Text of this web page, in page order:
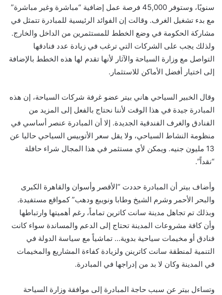
سنويًا، وستوفر 45,000 فرصة عمل إضافية “مباشرة وغير مباشرة”
مع بدء تشغيل الغرف. وقالت إن الفوائد الرئيسية للمبادرة تتمثل في
مشاركة الحكومة في وضع الخطط للمستثمرين من الداخل والخارج.
ولذلك يجب على الشركات التي ترغب في زيادة عدد فنادقها
التواصل مع وزارة السياحة والآثار لأنها تقدم لها هذه الخطط بالإضافة
إلى اختيار أفضل الأماكن للاستثمار.
وقال الخبير السياحي هاني بيتر عضو غرفة شركات السياحة، إن هذه
المبادرة جيدة في هذا الوقت لأننا نحتاج بالفعل إلى المزيد من
الفنادق والغرف الفندقية الجديدة. إلا أن المبادرة عنصر أساسي في
منظومة النشاط السياحي، ولا يقل سعر الأتوبيس السياحي حاليا عن
13 مليون جنيه. ويمكن لأي مستثمر في هذا المجال شراء حافلة
“نقداً”.
وأضاف بيتر أن المبادرة حددت “الأقصر وأسوان والقاهرة الكبرى
والبحر الأحمر وشرم الشيخ وطابا ونويبع ودهب” كمواقع مستفيدة.
وبذلك تم تجاهل مدينة سانت كاترين تماماً، رغم أهميتها وارتباطها
وأن كافة مشروعات المدينة تحتاج إلى الدعم والمساندة سواء كانت
فنادق أو مخيمات سياحية بدوية… تماشياً مع سياسة الدولة في
التنمية لمنطقة سانت كاترينن ولزيادة كفاءة المشاريع والمخيمات
في المدينة وكان لا بد من إدراجها في المبادرة.
وتساءل بيتر عن سبب حاجة المبادرة إلى موافقة وزارة السياحة